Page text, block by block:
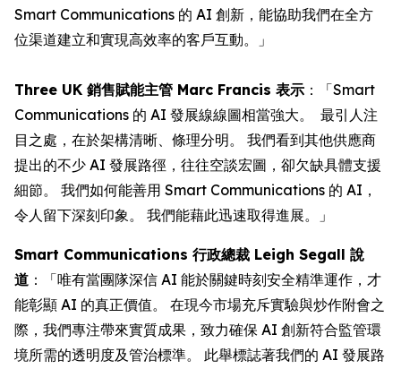
Smart Communications 的 AI 創新，能協助我們在全方
位渠道建立和實現高效率的客戶互動。」
Three UK 銷售賦能主管 Marc Francis 表示 ：「Smart
Communications 的 AI 發展線線圖相當強大。 最引人注
目之處，在於架構清晰、條理分明。 我們看到其他供應商
提出的不少 AI 發展路徑，往往空談宏圖，卻欠缺具體支援
細節。 我們如何能善用 Smart Communications 的 AI，
令人留下深刻印象。 我們能藉此迅速取得進展。」
Smart Communications 行政總裁 Leigh Segall 說
道 ：「唯有當團隊深信 AI 能於關鍵時刻安全精準運作，才
能彰顯 AI 的真正價值。 在現今市場充斥實驗與炒作附會之
際，我們專注帶來實質成果，致力確保 AI 創新符合監管環
境所需的透明度及管治標準。 此舉標誌著我們的 AI 發展路